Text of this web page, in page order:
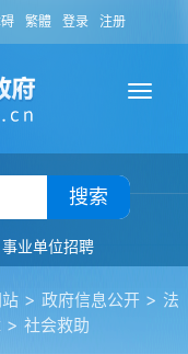
繁體 登录 注册
搜索
事业单位招聘
> 政府信息公开 > 法
> 社会救助